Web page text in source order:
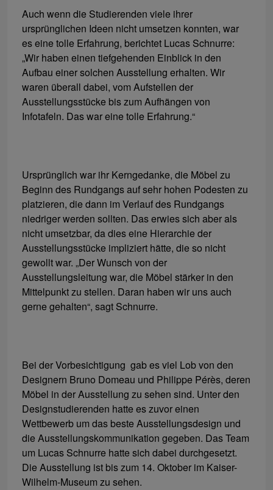
Auch wenn die Studierenden viele ihrer
ursprünglichen Ideen nicht umsetzen konnten, war
es eine tolle Erfahrung, berichtet Lucas Schnurre:
„Wir haben einen tiefgehenden Einblick in den
Aufbau einer solchen Ausstellung erhalten. Wir
waren überall dabei, vom Aufstellen der
Ausstellungsstücke bis zum Aufhängen von
Infotafeln. Das war eine tolle Erfahrung.“
Ursprünglich war ihr Kerngedanke, die Möbel zu
Beginn des Rundgangs auf sehr hohen Podesten zu
platzieren, die dann im Verlauf des Rundgangs
niedriger werden sollten. Das erwies sich aber als
nicht umsetzbar, da dies eine Hierarchie der
Ausstellungsstücke impliziert hätte, die so nicht
gewollt war. „Der Wunsch von der
Ausstellungsleitung war, die Möbel stärker in den
Mittelpunkt zu stellen. Daran haben wir uns auch
gerne gehalten“, sagt Schnurre.
Bei der Vorbesichtigung gab es viel Lob von den
Designern Bruno Domeau und Philippe Pérès, deren
Möbel in der Ausstellung zu sehen sind. Unter den
Designstudierenden hatte es zuvor einen
Wettbewerb um das beste Ausstellungsdesign und
die Ausstellungskommunikation gegeben. Das Team
um Lucas Schnurre hatte sich dabei durchgesetzt.
Die Ausstellung ist bis zum 14. Oktober im Kaiser-
Wilhelm-Museum zu sehen.